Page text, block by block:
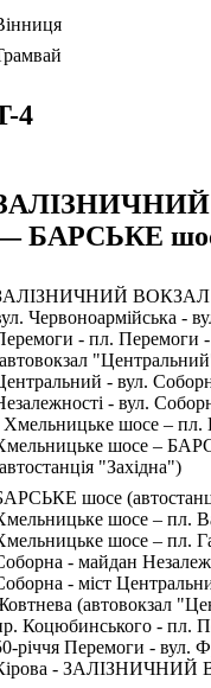
4
БАРСЬКЕ
ВОКЗАЛ -
Червоноармійська -
- пл. Перемоги
- вул.
- вул.
Хмельницьке шосе – пл.
шосе –
"Західна")
шосе
шосе – пл.
шосе – пл.
- майдан
- міст
(автовокзал
Коцюбинського - пл.
річчя Перемоги - вул.
- ЗАЛІЗНИЧНИЙ